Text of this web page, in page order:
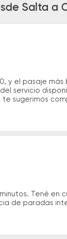
Salta a
y el pasaje
servicio
sugerimos
Tené en
de paradas